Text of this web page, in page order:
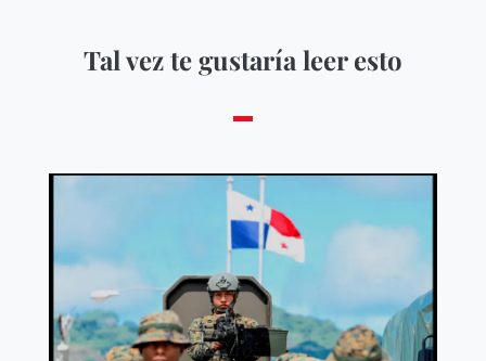
Tal vez te gustaría leer esto